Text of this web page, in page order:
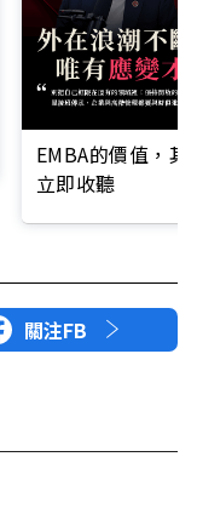
EMBA的價值，
立即收聽
關注FB